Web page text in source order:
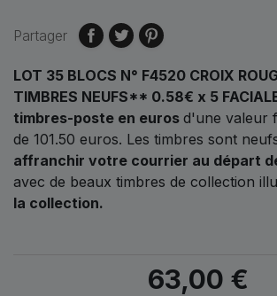
Partager
LOT 35 BLOCS N° F4520 CROIX
TIMBRES NEUFS** 0.58€ x 5
timbres-poste en euros d'une valeur
de 101.50 euros. Les timbres sont
affranchir votre courrier au départ
avec de beaux timbres de collection
la collection.
63,00 €